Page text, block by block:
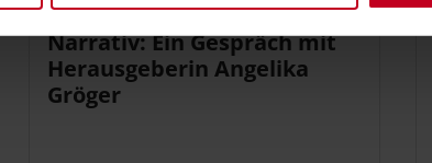
Die Säkularisierung als
Narrativ: Ein Gespräch mit
Herausgeberin Angelika
Gröger